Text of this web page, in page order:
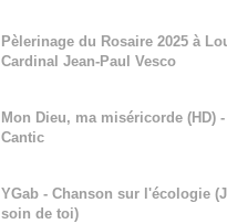
Pèlerinage du Rosaire 2025 à
Cardinal Jean-Paul Vesco
Mon Dieu, ma miséricorde (HD)
Cantic
YGab - Chanson sur l'écologie
soin de toi)